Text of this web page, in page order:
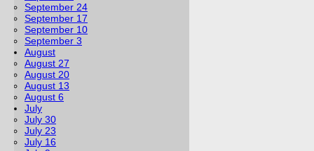
September 24
September 17
September 10
September 3
August
August 27
August 20
August 13
August 6
July
July 30
July 23
July 16